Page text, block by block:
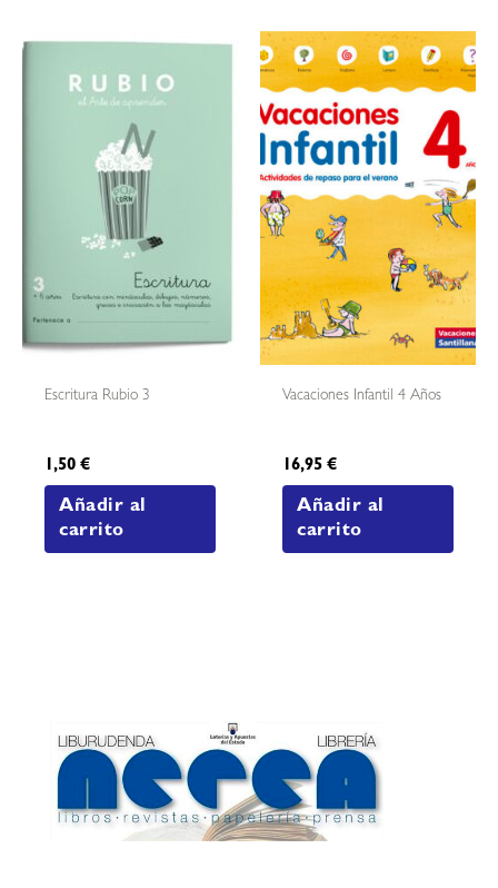
Escritura Rubio 3
1,50€
Añadir al
carrito
Vacaciones Infantil 4 Años
16,95€
Añadir al
carrito